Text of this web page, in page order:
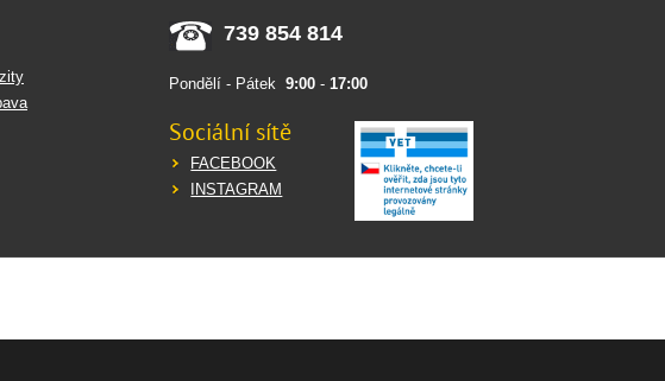
739 854 814
Pondělí - Pátek9:00 -17:00
Sociální sítě
FACEBOOK
INSTAGRAM